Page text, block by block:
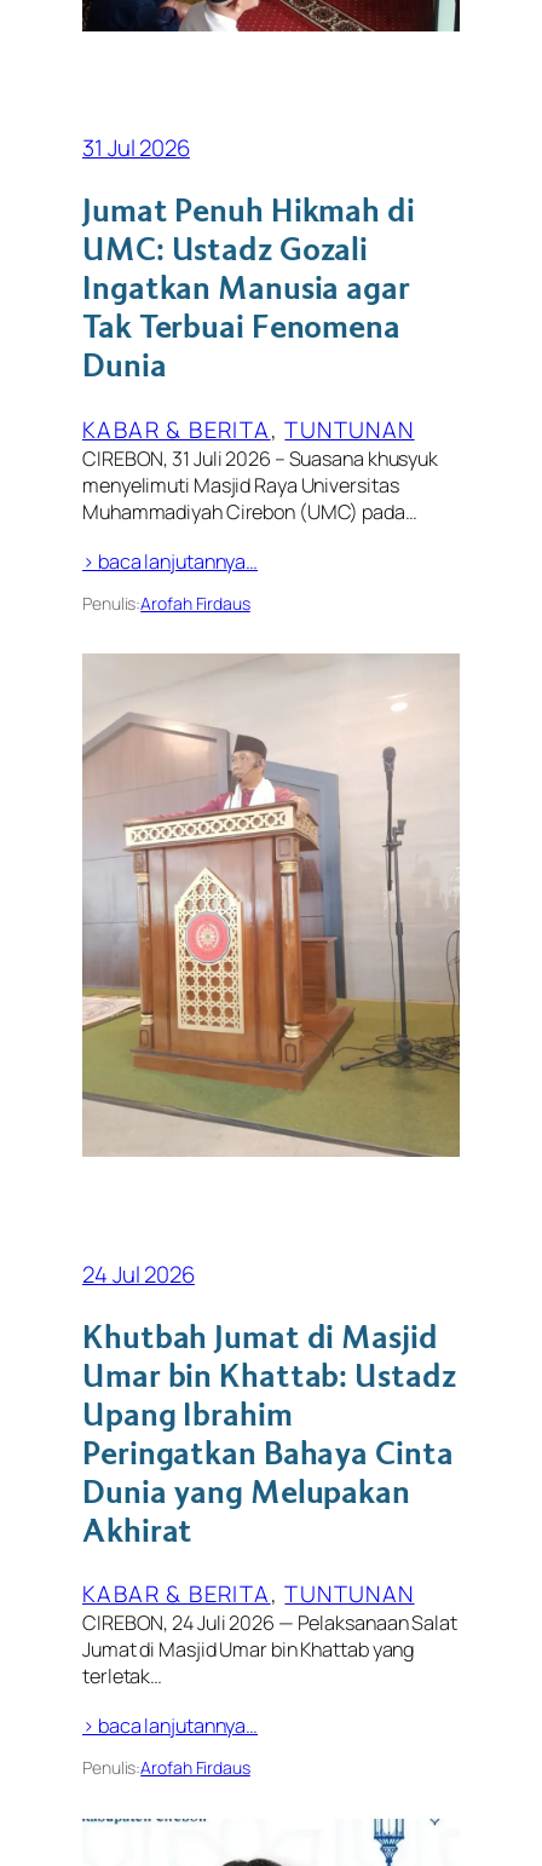
31 Jul 2026
Jumat Penuh Hikmah di
UMC: Ustadz Gozali
Ingatkan Manusia agar
Tak Terbuai Fenomena
Dunia
KABAR & BERITA, TUNTUNAN
CIREBON, 31 Juli 2026 – Suasana khusyuk
menyelimuti Masjid Raya Universitas
Muhammadiyah Cirebon (UMC) pada…
> baca lanjutannya…
Penulis:Arofah Firdaus
24 Jul 2026
Khutbah Jumat di Masjid
Umar bin Khattab: Ustadz
Upang Ibrahim
Peringatkan Bahaya Cinta
Dunia yang Melupakan
Akhirat
KABAR & BERITA, TUNTUNAN
CIREBON, 24 Juli 2026 — Pelaksanaan Salat
Jumat di Masjid Umar bin Khattab yang
terletak…
> baca lanjutannya…
Penulis:Arofah Firdaus